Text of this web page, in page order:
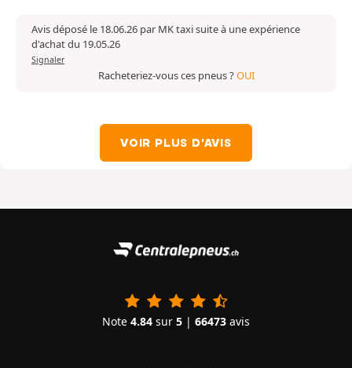
Avis déposé le 18.06.26 par MK taxi suite à une expérience
d'achat du 19.05.26
Signaler
Racheteriez-vous ces pneus ?OUI
VOIR PLUS D'AVIS
Note 4.84 sur 5 | 66473 avis